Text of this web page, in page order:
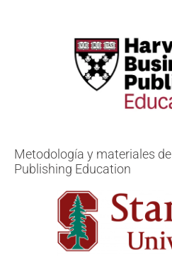
Metodología y materiales de
Publishing Education